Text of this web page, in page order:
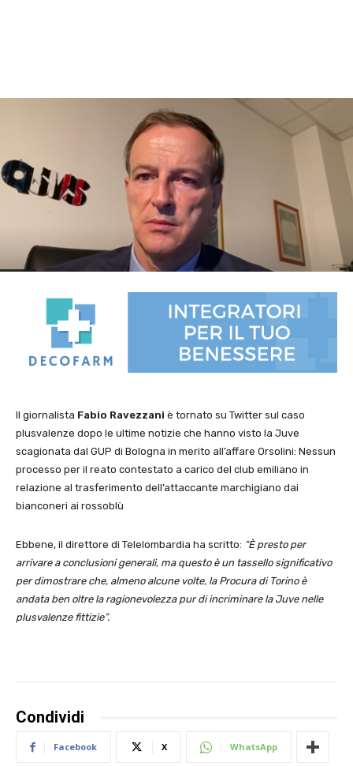
Il giornalista Fabio Ravezzani è tornato su Twitter sul caso
plusvalenze dopo le ultime notizie che hanno visto la Juve
scagionata dal GUP di Bologna in merito all’affare Orsolini: Nessun
processo per il reato contestato a carico del club emiliano in
relazione al trasferimento dell’attaccante marchigiano dai
bianconeri ai rossoblù
Ebbene, il direttore di Telelombardia ha scritto: “È presto per
arrivare a conclusioni generali, ma questo è un tassello significativo
per dimostrare che, almeno alcune volte, la Procura di Torino è
andata ben oltre la ragionevolezza pur di incriminare la Juve nelle
plusvalenze fittizie”.
Condividi
Facebook X WhatsApp